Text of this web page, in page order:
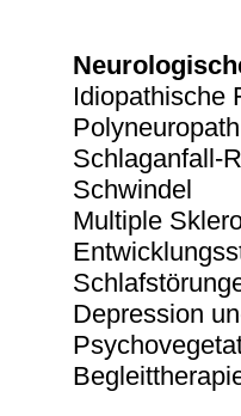
Idiopathische
Schlaganfall-
Schwindel
Multiple
Depression